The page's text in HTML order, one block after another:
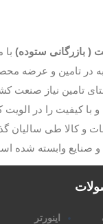
ستوده)با
در تامین و عرضه
نیاز صنعت
را در الویت
کالا طی سالیان
وابسته شده است .
اینورتر